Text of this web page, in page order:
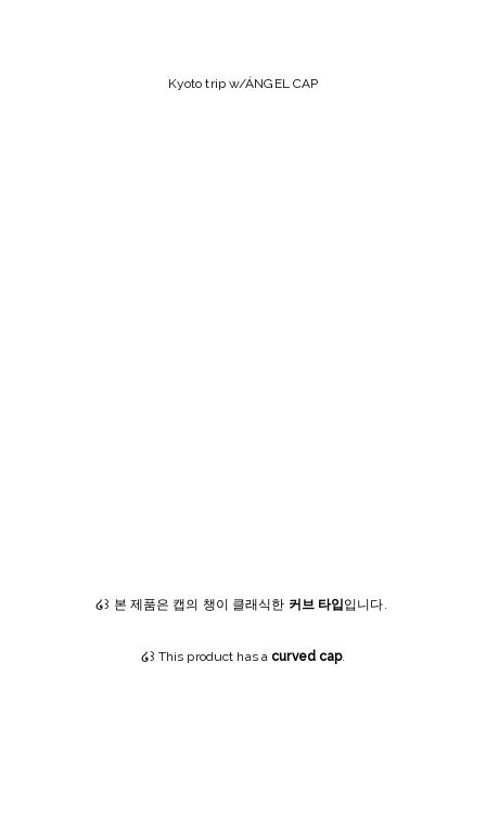
Kyoto trip w/ÁNGEL CAP
໒꒱ 본 제품은 캡의 챙이 클래식한 커브 타입 입니다.
໒꒱ This product has a curved cap.